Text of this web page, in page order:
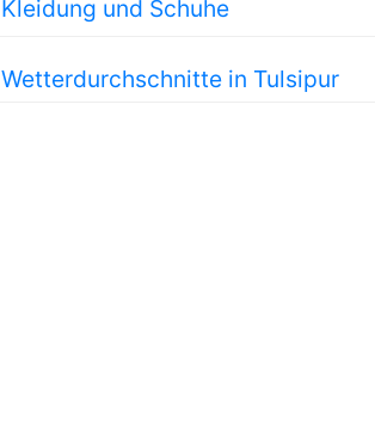
Kleidung und Schuhe
Wetterdurchschnitte in Tulsipur